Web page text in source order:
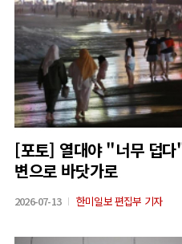
[포토] 열대야 "너무 덥
변으로 바닷가로
2026-07-13 한미일보 편집부 기자